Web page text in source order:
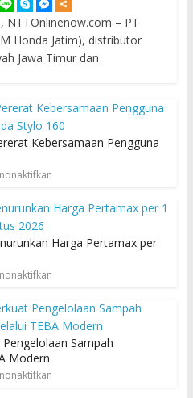
NTTOnlinenow.com – PT
Honda Jatim), distributor
Jawa Timur dan
Kebersamaan Pengguna
Harga Pertamax per
Sampah
Modern